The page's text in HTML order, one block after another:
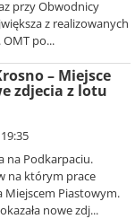
przy Obwodnicy
z realizowanych
po...
– Miejsce
zdjecia z lotu
na Podkarpaciu.
na którym prace
Miejscem Piastowym.
nowe zdj...